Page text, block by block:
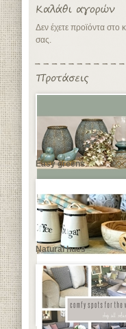
Δεν έχετε προϊόντα στο
σας.
Easy greens
Natural hues